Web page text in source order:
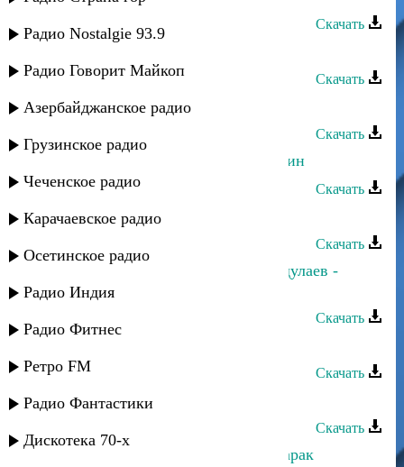
Радио Nostalgie 93.9
Радио Говорит Майкоп
Азербайджанское радио
Грузинское радио
Чеченское радио
Карачаевское радио
Осетинское радио
Радио Индия
Радио Фитнес
Ретро FM
Радио Фантастики
Дискотека 70-х
Скачать
Скачать
Оксана Ибрагимова - Ккунириз
Скачать
Оксана Ибрагимова - Зарафат шулин
Скачать
Оксана Ибрагимова - Яр яр
Скачать
Оксана Ибрагимова и Насрула Абдулаев -
Дустар
Скачать
Скачать
Оксана Ибрагимова - Хиялар
Скачать
Оксана Ибрагимова - Сумчир мубарак